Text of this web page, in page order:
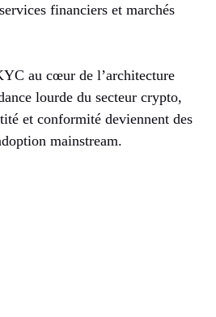
financiers et marchés
au cœur de l’architecture
lourde du secteur crypto,
et conformité deviennent des
mainstream.